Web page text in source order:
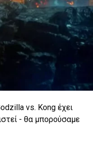
vs. Kong έχει
- θα μπορούσαμε